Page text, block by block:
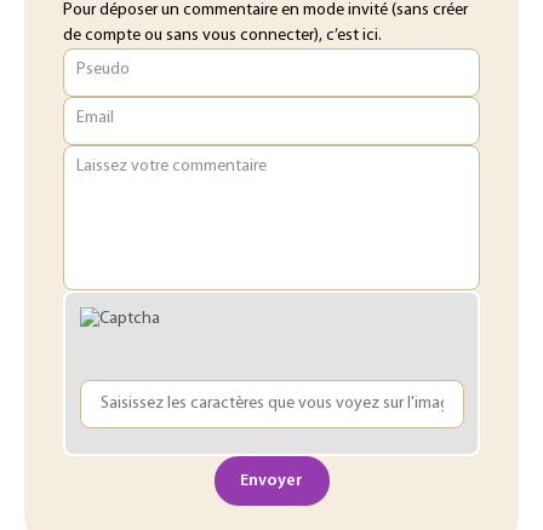
Pour déposer un commentaire en mode invité (sans créer
de compte ou sans vous connecter), c’est ici.
Pseudo
Email
Laissez votre commentaire
Envoyer